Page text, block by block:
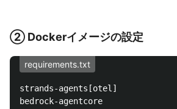
② Dockerイメージの設定
requirements.txt
strands-agents[otel]